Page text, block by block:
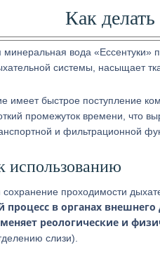
Как
минеральная вода «Ессентуки»
системы, насыщает
имеет быстрое поступление
промежуток времени, что
и фильтрационной
использованию
сохранение проходимости
процесс в органах
реологические и
слизи).